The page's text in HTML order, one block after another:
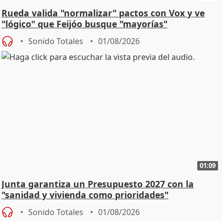
Rueda valida "normalizar" pactos con Vox y ve
"lógico" que Feijóo busque "mayorías"
Sonido Totales 01/08/2026
01:09
Junta garantiza un Presupuesto 2027 con la
"sanidad y vivienda como prioridades"
Sonido Totales 01/08/2026